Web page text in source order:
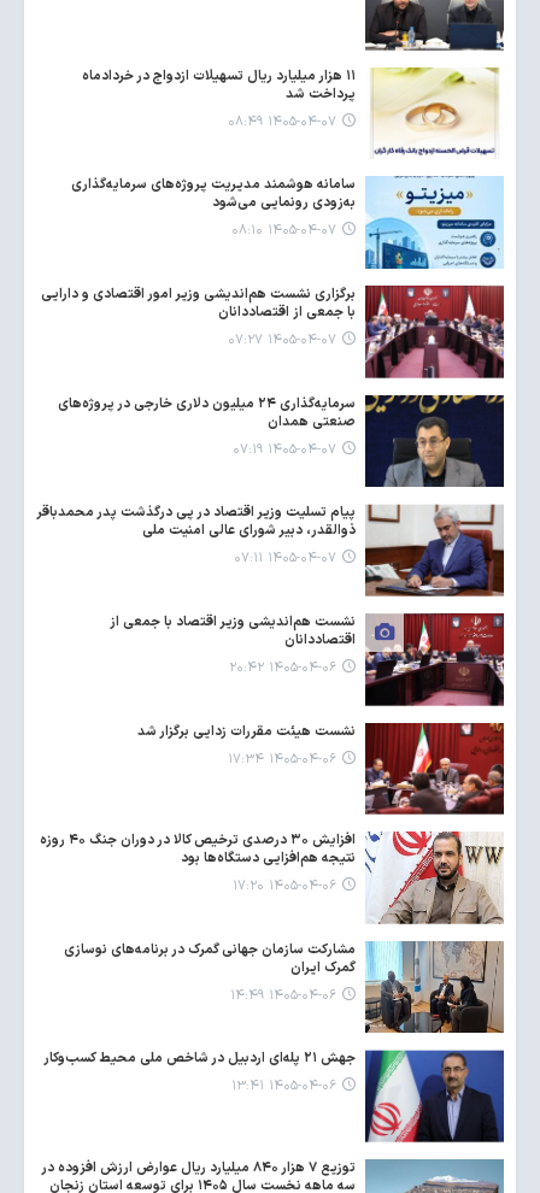
۱۱ هزار میلیارد ریال تسهیلات ازدواج در خردادماه
پرداخت شد
۱۴۰۵-۰۴-۰۷ ۰۸:۴۹
سامانه هوشمند مدیریت پروژه‌های سرمایه‌گذاری
به‌زودی رونمایی می‌شود
۱۴۰۵-۰۴-۰۷ ۰۸:۱۰
برگزاری نشست هم‌اندیشی وزیر امور اقتصادی و دارایی
با جمعی از اقتصاددانان
۱۴۰۵-۰۴-۰۷ ۰۷:۲۷
سرمایه‌گذاری ۲۴ میلیون دلاری خارجی در پروژه‌های
صنعتی همدان
۱۴۰۵-۰۴-۰۷ ۰۷:۱۹
پیام تسلیت وزیر اقتصاد در پی درگذشت پدر محمدباقر
ذوالقدر، دبیر شورای عالی امنیت ملی
۱۴۰۵-۰۴-۰۷ ۰۷:۱۱
نشست هم‌اندیشی وزیر اقتصاد با جمعی از
اقتصاددانان
۱۴۰۵-۰۴-۰۶ ۲۰:۴۲
نشست هیئت مقررات زدایی برگزار شد
۱۴۰۵-۰۴-۰۶ ۱۷:۳۴
افزایش ۳۰ درصدی ترخیص کالا در دوران جنگ ۴۰ روزه
نتیجه هم‌افزایی دستگاه‌ها بود
۱۴۰۵-۰۴-۰۶ ۱۷:۲۰
مشارکت سازمان جهانی گمرک در برنامه‌های نوسازی
گمرک ایران
۱۴۰۵-۰۴-۰۶ ۱۴:۴۹
جهش ۲۱ پله‌ای اردبیل در شاخص ملی محیط کسب‌وکار
۱۴۰۵-۰۴-۰۶ ۱۳:۴۱
توزیع ۷ هزار ۸۴۰ میلیارد ریال عوارض ارزش افزوده در
سه ماهه نخست سال ۱۴۰۵ برای توسعه استان زنجان